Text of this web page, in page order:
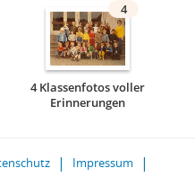
4
4 Klassenfotos voller
Erinnerungen
Impressum